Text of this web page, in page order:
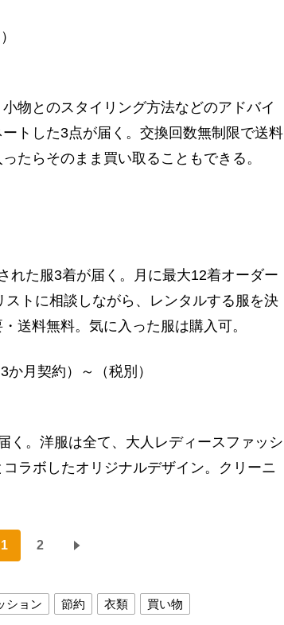
物とのスタイリング方法などのアドバイ
トした3点が届く。交換回数無制限で送料
たらそのまま買い取ることもできる。
た服3着が届く。月に最大12着オーダー
トに相談しながら、レンタルする服を決
送料無料。気に入った服は購入可。
月契約）～（税別）
。洋服は全て、大人レディースファッシ
ラボしたオリジナルデザイン。クリーニ
1 2
ション 節約 衣類 買い物